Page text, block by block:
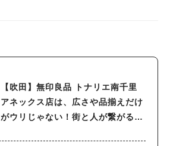
【吹田】無印良品 トナリエ南千里
アネックス店は、広さや品揃えだけ
がウリじゃない！街と人が繋がる地